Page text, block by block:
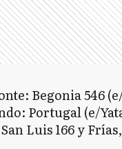
Begonia 546
Portugal (e/
Luis 166 y